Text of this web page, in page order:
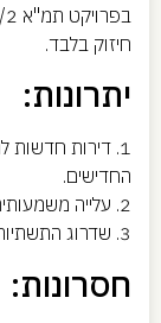
חיזוק בלבד.
יתרונות:
1. דירות חדשות
החדישים.
2. עלייה משמעותית בערך הנכס.
3. שדרוג התשתיות במתחם, כולל חניה, לובי ומעליות.
חסרונות: